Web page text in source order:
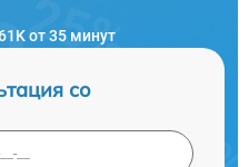
от 35 минут
со